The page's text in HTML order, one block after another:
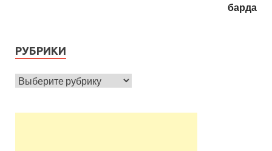
барда
РУБРИКИ